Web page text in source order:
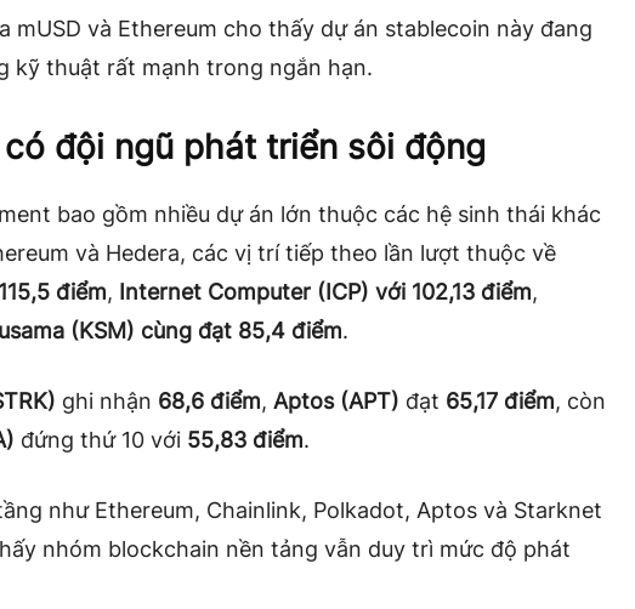
mUSD và Ethereum cho thấy dự án stablecoin này đang
kỹ thuật rất mạnh trong ngắn hạn.
đội ngũ phát triển sôi động
bao gồm nhiều dự án lớn thuộc các hệ sinh thái khác
và Hedera, các vị trí tiếp theo lần lượt thuộc về
điểm, Internet Computer (ICP) với 102,13 điểm,
(KSM) cùng đạt 85,4 điểm.
ghi nhận 68,6 điểm, Aptos (APT) đạt 65,17 điểm, còn
đứng thứ 10 với 55,83 điểm.
như Ethereum, Chainlink, Polkadot, Aptos và Starknet
nhóm blockchain nền tảng vẫn duy trì mức độ phát